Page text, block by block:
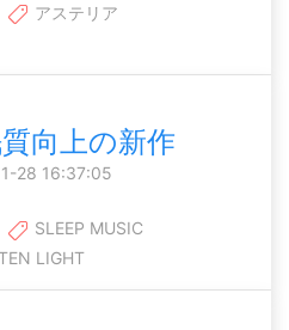
アステリア
向上の新作
28 16:37:05
SLEEP MUSIC
LIGHT